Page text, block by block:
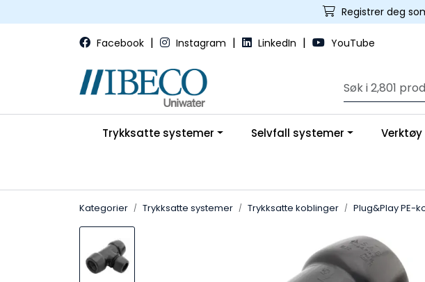
Registrer deg
Facebook | Instagram | LinkedIn | YouTube
Trykksatte systemer Selvfall systemer
Kategorier Trykksatte systemer Trykksatte koblinger Plug&Play PE-